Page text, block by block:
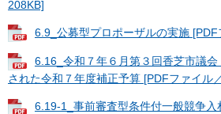
208KB]
6.9_公募型プロポーザルの実施 [PDF
6.16_令和７年６月第３回香芝市議
された令和７年度補正予算 [PDFファイル
6.19-1_事前審査型条件付一般競争入